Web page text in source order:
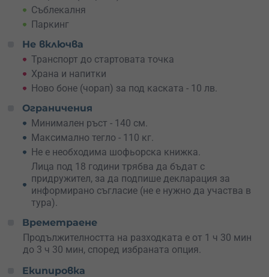
Съблекалня
Паркинг
Не включва
Транспорт до стартовата точка
Храна и напитки
Ново боне (чорап) за под каската - 10 лв.
Ограничения
Минимален ръст - 140 см.
Максимално тегло - 110 кг.
Не е необходима шофьорска книжка.
Лица под 18 години трябва да бъдат с
придружител, за да подпише декларация за
информирано съгласие (не е нужно да участва в
тура).
Времетраене
Продължителността на разходката е от 1 ч 30 мин
до 3 ч 30 мин, според избраната опция.
Екипировка